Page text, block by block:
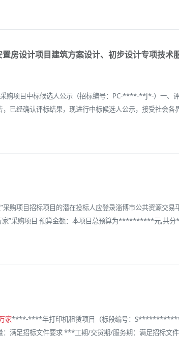
房设计项目建筑方案设计、初步设计专项技术
项目中标候选人公示（招标编号：PC-****-**J*-）一、
已经确认评标结果，现进行中标候选人公示，接受社会
采购项目招标项目的潜在投标人应登录淄博市公共资源
”采购项目 预算金额：本项目总预算为**********元,共分
家****-****年打印机租赁项目（标段编号：
满足招标文件要求 ***工期/交货期/服务期：满足招标文